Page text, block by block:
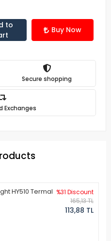
to
Buy Now
Secure shopping
Exchanges
HY510 Termal %31 Discount
165,13 TL
113,88 TL